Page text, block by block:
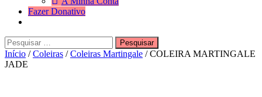
Fazer Donativo
Search
Pesquisar
por:
Início /Coleiras /Coleiras Martingale / COLEIRA MARTINGALE
JADE